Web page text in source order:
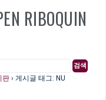
RIBOQUIN
판 › 게시글 태그: NU